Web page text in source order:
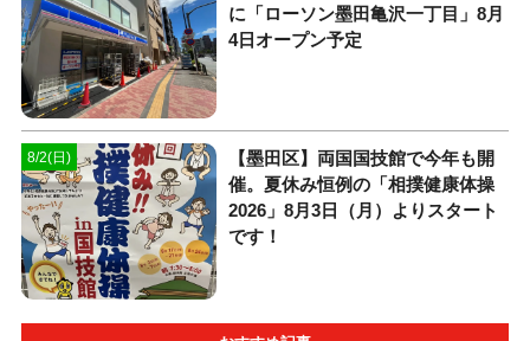
に「ローソン墨田亀沢一丁目」8月
4日オープン予定
8/2(日)
【墨田区】両国国技館で今年も開
催。夏休み恒例の「相撲健康体操
2026」8月3日（月）よりスタート
です！